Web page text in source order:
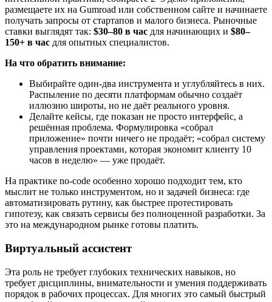
размещаете их на Gumroad или собственном сайте и начинаете
получать запросы от стартапов и малого бизнеса. Рыночные
ставки выглядят так: $30–80 в час для начинающих и $80–
150+ в час для опытных специалистов.
На что обратить внимание:
Выбирайте один-два инструмента и углубляйтесь в них.
Распыление по десяти платформам обычно создаёт
иллюзию широты, но не даёт реального уровня.
Делайте кейсы, где показан не просто интерфейс, а
решённая проблема. Формулировка «собрал
приложение» почти ничего не продаёт; «собрал систему
управления проектами, которая экономит клиенту 10
часов в неделю» — уже продаёт.
На практике no-code особенно хорошо подходит тем, кто
мыслит не только инструментом, но и задачей бизнеса: где
автоматизировать рутину, как быстрее протестировать
гипотезу, как связать сервисы без полноценной разработки. За
это на международном рынке готовы платить.
Виртуальный ассистент
Эта роль не требует глубоких технических навыков, но
требует дисциплины, внимательности и умения поддерживать
порядок в рабочих процессах. Для многих это самый быстрый